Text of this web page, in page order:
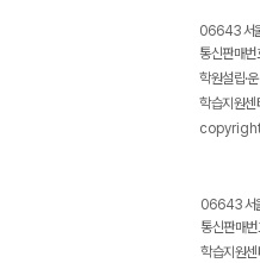
06643 서
통신판매
학원설립·
학습지원
06643 서
통신판매
학습지원